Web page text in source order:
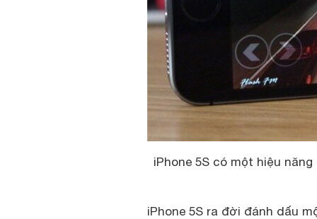
iPhone 5S có một hiệu
iPhone 5S ra đời đánh dấu